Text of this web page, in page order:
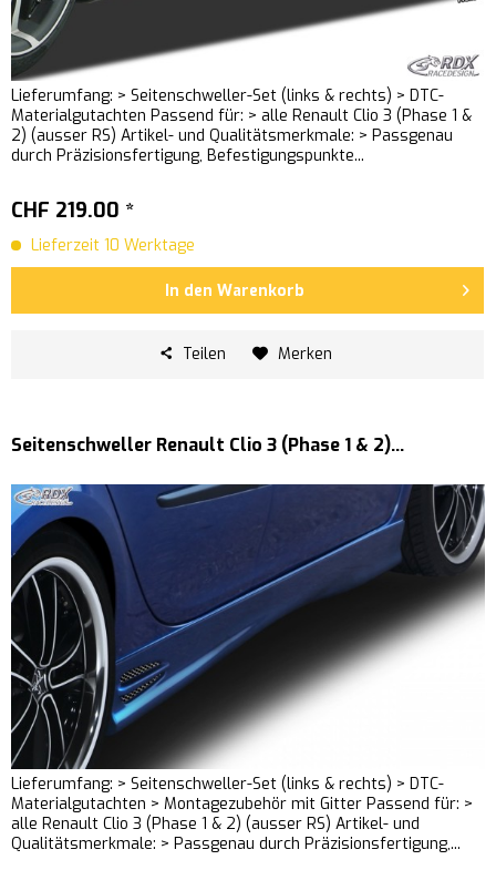
Lieferumfang: > Seitenschweller-Set (links & rechts) > DTC-
Materialgutachten Passend für: > alle Renault Clio 3 (Phase 1 &
2) (ausser RS) Artikel- und Qualitätsmerkmale: > Passgenau
durch Präzisionsfertigung, Befestigungspunkte...
CHF 219.00 *
Lieferzeit 10 Werktage
In den Warenkorb
Teilen Merken
Seitenschweller Renault Clio 3 (Phase 1 & 2)...
Lieferumfang: > Seitenschweller-Set (links & rechts) > DTC-
Materialgutachten > Montagezubehör mit Gitter Passend für: >
alle Renault Clio 3 (Phase 1 & 2) (ausser RS) Artikel- und
Qualitätsmerkmale: > Passgenau durch Präzisionsfertigung,...